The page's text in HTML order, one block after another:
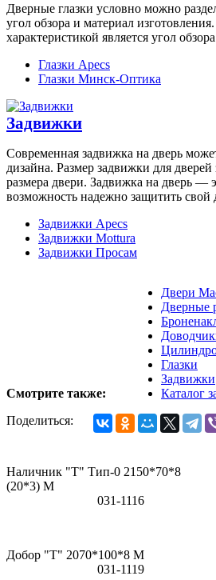
Дверные глазки условно можно
угол обзора и материал
характеристикой является угол
Глазки Apecs
Глазки Минск-Оптика
Задвижки
Современная задвижка на дверь
дизайна. Размер задвижки для дверей
размера двери. Задвижка на дверь —
возможность надежно защитить свой
Задвижки Apecs
Задвижки Mottura
Задвижки Просам
Смотрите также:
Двери
Дверные
Глазки
Задвижки
Каталог
Поделиться:
Наличник "Т" Тип-0 2150*70*8
(20*3) M
031-1116
Добор "Т" 2070*100*8 М
031-1119